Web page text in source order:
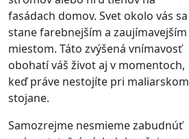
fasádach domov. Svet okolo vás sa
stane farebnejším a zaujímavejším
miestom. Táto zvýšená vnímavosť
obohatí váš život aj v momentoch,
keď práve nestojíte pri maliarskom
stojane.
Samozrejme nesmieme zabudnúť